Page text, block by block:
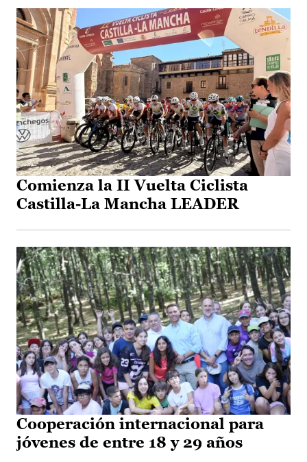
Comienza la II Vuelta Ciclista
Castilla-La Mancha LEADER
Cooperación internacional para
jóvenes de entre 18 y 29 años